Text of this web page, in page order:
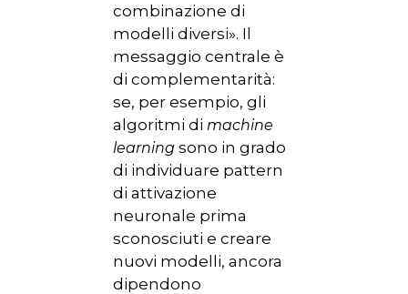
combinazione di
modelli diversi». Il
messaggio centrale è
di complementarità:
se, per esempio, gli
algoritmi di machine
learning sono in grado
di individuare pattern
di attivazione
neuronale prima
sconosciuti e creare
nuovi modelli, ancora
dipendono